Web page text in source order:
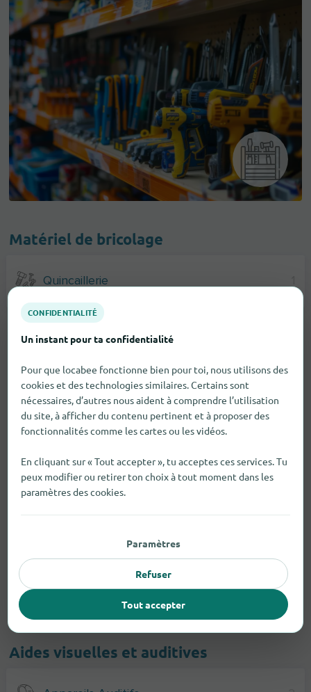
Matériel de bricolage
Quincaillerie
Aides visuelles et auditives
CONFIDENTIALITÉ
Un instant pour ta confidentialité
Pour que locabee fonctionne bien pour toi, nous utilisons des
cookies et des technologies similaires. Certains sont
nécessaires, d’autres nous aident à comprendre l’utilisation
du site, à afficher du contenu pertinent et à proposer des
fonctionnalités comme les cartes ou les vidéos.
En cliquant sur « Tout accepter », tu acceptes ces services. Tu
peux modifier ou retirer ton choix à tout moment dans les
paramètres des cookies.
Paramètres
Refuser
Tout accepter